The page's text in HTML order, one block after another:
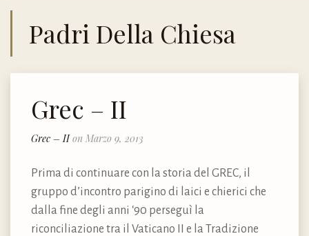
Padri Della Chiesa
Grec – II
Grec – IIon Marzo 9, 2013
Prima di continuare con la storia del GREC, il
gruppo d’incontro parigino di laici e chierici che
dalla fine degli anni ‘90 perseguì la
riconciliazione tra il Vaticano II e la Tradizione